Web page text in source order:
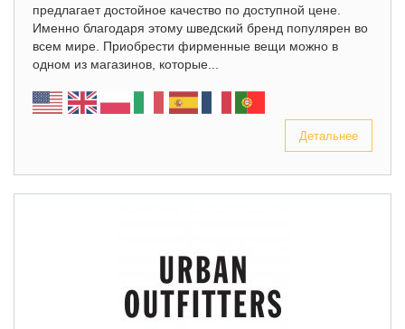
предлагает достойное качество по доступной цене.
Именно благодаря этому шведский бренд популярен во
всем мире. Приобрести фирменные вещи можно в
одном из магазинов, которые...
Детальнее